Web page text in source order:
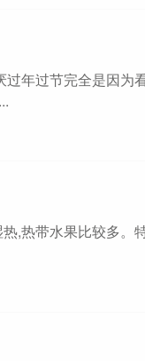
过年过节完全是因为
,热带水果比较多。